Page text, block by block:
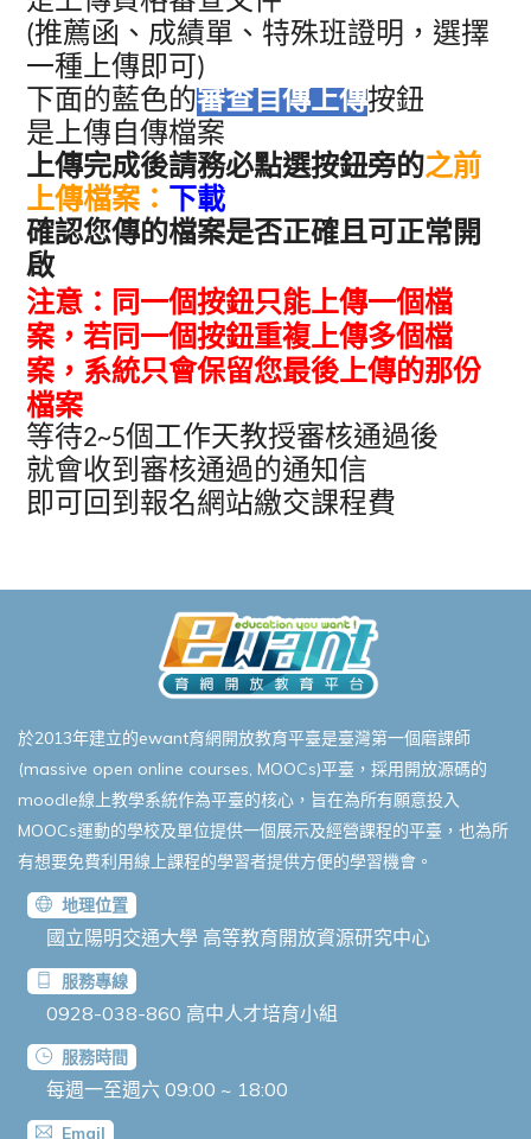
(推薦函、成績單、特殊班證明，選擇
一種上傳即可)
下面的藍色的審查自傳上傳按鈕
是上傳自傳檔案
上傳完成後請務必點選按鈕旁的之前
上傳檔案：
下載
確認您傳的檔案是否正確且可正常開
啟
注意：同一個按鈕只能上傳一個檔
案，若同一個按鈕重複上傳多個檔
案，系統只會保留您最後上傳的那份
檔案
等待2~5個工作天教授審核通過後
就會收到審核通過的通知信
即可回到報名網站繳交課程費
於2013年建立的ewant育網開放教育平臺是臺灣第一個磨課師
(massive open online courses, MOOCs)平臺，採用開放源碼的
moodle線上教學系統作為平臺的核心，旨在為所有願意投入
MOOCs運動的學校及單位提供一個展示及經營課程的平臺，也為所
有想要免費利用線上課程的學習者提供方便的學習機會。
地理位置
國立陽明交通大學 高等教育開放資源研究中心
服務專線
0928-038-860 高中人才培育小組
服務時間
每週一至週六 09:00 ~ 18:00
Email